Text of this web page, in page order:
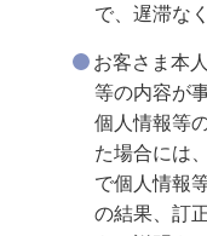
で、遅滞な
お客さま本
等の内容が
個人情報等
た場合には
で個人情報
の結果、訂